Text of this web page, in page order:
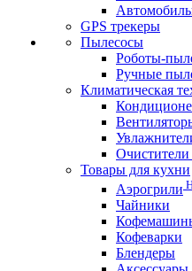
GPS трекеры
Пылесосы
Роботы-
Ручные
Климатическая
Очистители
Товары для кухни
Аэрогрили
Чайники
Кофеварки
Блендеры